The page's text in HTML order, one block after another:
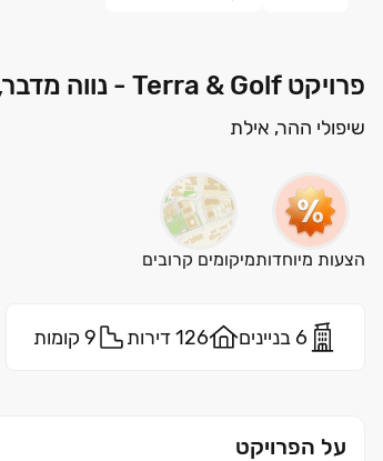
פרויקט Terra & Golf - נווה מדבר, אילת | עמרם אברהם חברה לבנין בע"מ
שיפולי ההר, אילת
הצעות מיוחדותמיקומים קרובים
6 בניינים 126 דירות 9 קומות
על הפרויקט